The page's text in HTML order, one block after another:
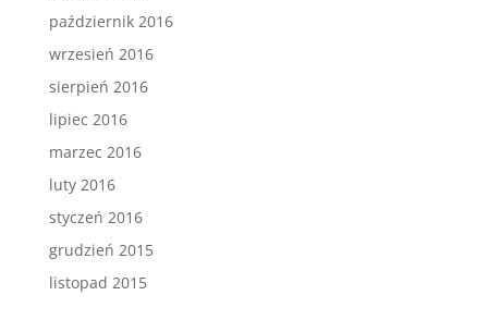
październik 2016
wrzesień 2016
sierpień 2016
lipiec 2016
marzec 2016
luty 2016
styczeń 2016
grudzień 2015
listopad 2015